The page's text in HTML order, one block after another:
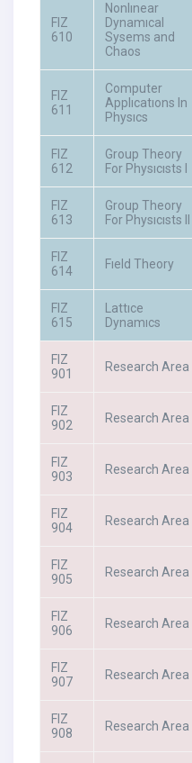
FIZ
610
Nonlınear
Dynamıcal
Sysems and
Chaos
FIZ
611
Computer
Applıcatıons In
Physıcs
FIZ
612
Group Theory
For Physıcısts I
FIZ
613
Group Theory
For Physıcısts II
FIZ
614
Fıeld Theory
FIZ
615
Lattıce
Dynamıcs
FIZ
901
Research Area
FIZ
902
Research Area
FIZ
903
Research Area
FIZ
904
Research Area
FIZ
905
Research Area
FIZ
906
Research Area
FIZ
907
Research Area
FIZ
908
Research Area